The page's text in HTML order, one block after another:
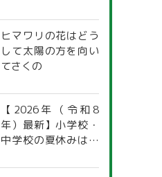
ヒマワリの花はどう
して太陽の方を向い
てさくの
【2026年（令和8
年）最新】小学校・
中学校の夏休みはい
道府県別「夏季休暇